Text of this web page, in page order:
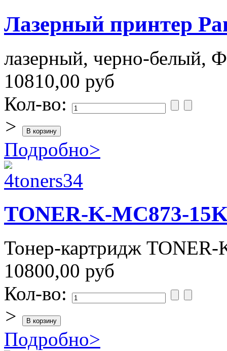
Лазерный принтер
лазерный, черно-белый,
10810,00 руб
Кол-во:
>
Подробно>
TONER-K-MC873-
Тонер-картридж
10800,00 руб
Кол-во:
>
Подробно>